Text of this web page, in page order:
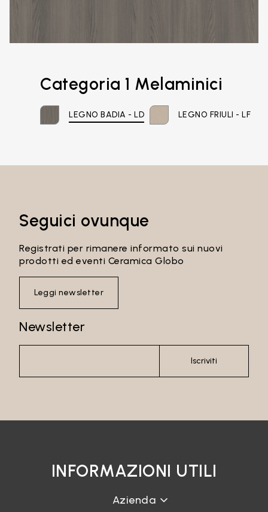
Recupera password
Categoria 1 Melaminici
LEGNO BADIA - LD LEGNO FRIULI - LF
Seguici ovunque
Registrati per rimanere informato sui nuovi
prodotti ed eventi Ceramica Globo
Leggi newsletter
Newsletter
Iscriviti
INFORMAZIONI UTILI
Azienda